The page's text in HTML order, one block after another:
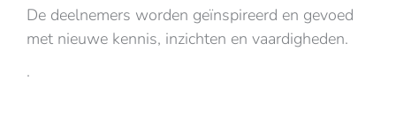
De deelnemers worden geïnspireerd en gevoed
met nieuwe kennis, inzichten en vaardigheden.
.